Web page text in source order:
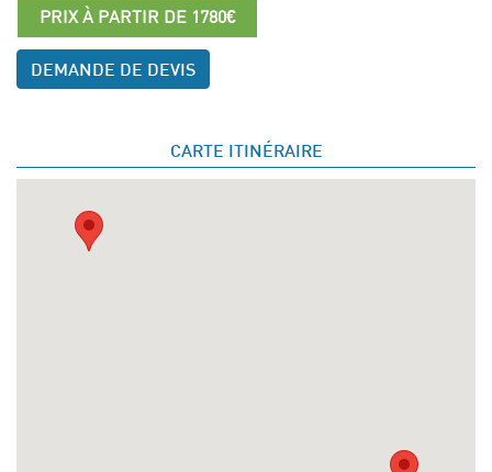
PRIX À PARTIR DE 1780€
DEMANDE DE DEVIS
CARTE ITINÉRAIRE